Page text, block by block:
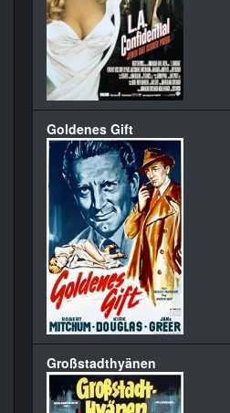
Goldenes Gift
Großstadthyänen